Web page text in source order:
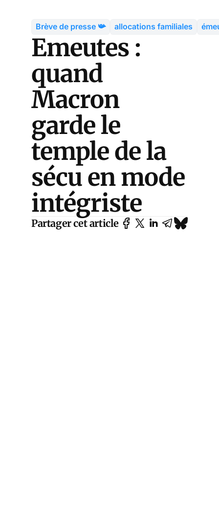
Brève de presse 📯 allocations familiales
Emeutes :
quand
Macron
garde le
temple de la
sécu en mode
intégriste
Partager cet article